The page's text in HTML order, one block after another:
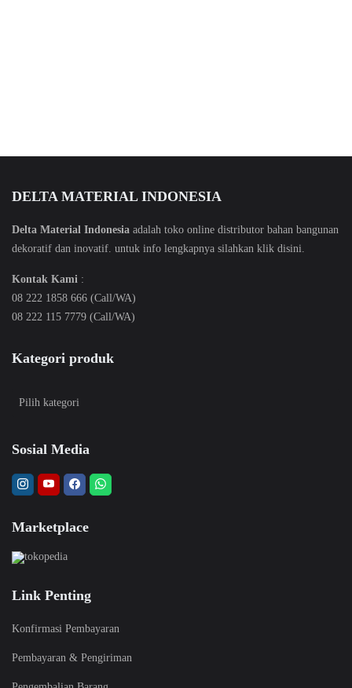
DELTA MATERIAL INDONESIA
Delta Material Indonesia adalah toko online distributor bahan bangunan
dekoratif dan inovatif. untuk info lengkapnya silahkan klik disini.
Kontak Kami :
08 222 1858 666 (Call/WA)
08 222 115 7779 (Call/WA)
Kategori produk
Sosial Media
Marketplace
Link Penting
Konfirmasi Pembayaran
Pembayaran & Pengiriman